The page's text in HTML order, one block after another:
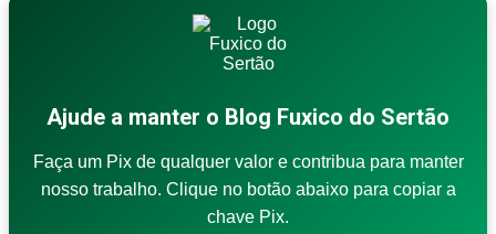
Ajude a manter o Blog Fuxico do Sertão
Faça um Pix de qualquer valor e contribua para manter
nosso trabalho. Clique no botão abaixo para copiar a
chave Pix.